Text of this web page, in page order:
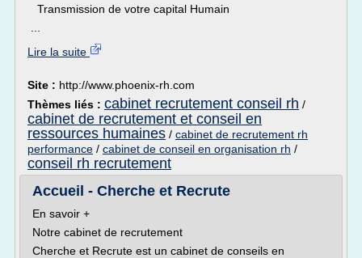
Transmission de votre capital Humain
Lire la suite
Site : http://www.phoenix-rh.com
Thèmes liés : cabinet recrutement conseil rh /
cabinet de recrutement et conseil en
ressources humaines / cabinet de recrutement rh
performance / cabinet de conseil en organisation rh /
conseil rh recrutement
Accueil - Cherche et Recrute
En savoir +
Notre cabinet de recrutement
Cherche et Recrute est un cabinet de conseils en